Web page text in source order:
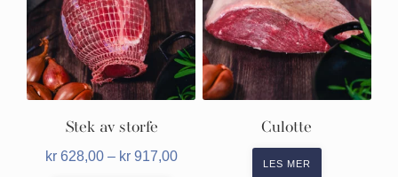
Stek av storfe
kr628,00 – kr917,00Prisområde:
varianter.
Alternativene
kan
velges
på
Culotte
LES MER